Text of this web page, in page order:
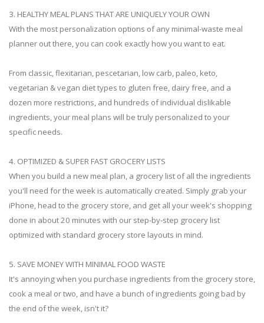
3. HEALTHY MEAL PLANS THAT ARE UNIQUELY YOUR OWN
With the most personalization options of any minimal-waste meal
planner out there, you can cook exactly how you want to eat.
From classic, flexitarian, pescetarian, low carb, paleo, keto,
vegetarian & vegan diet types to gluten free, dairy free, and a
dozen more restrictions, and hundreds of individual dislikable
ingredients, your meal plans will be truly personalized to your
specific needs.
4. OPTIMIZED & SUPER FAST GROCERY LISTS
When you build a new meal plan, a grocery list of all the ingredients
you'll need for the week is automatically created. Simply grab your
iPhone, head to the grocery store, and get all your week's shopping
done in about 20 minutes with our step-by-step grocery list
optimized with standard grocery store layouts in mind.
5. SAVE MONEY WITH MINIMAL FOOD WASTE
It's annoying when you purchase ingredients from the grocery store,
cook a meal or two, and have a bunch of ingredients going bad by
the end of the week, isn't it?